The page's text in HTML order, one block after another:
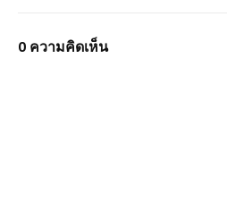
0 ความคิดเห็น